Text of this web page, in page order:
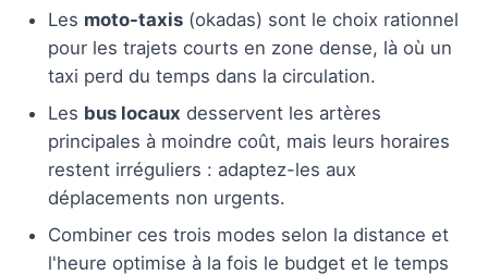
Les moto-taxis (okadas) sont le choix rationnel
pour les trajets courts en zone dense, là où un
taxi perd du temps dans la circulation.
Les bus locaux desservent les artères
principales à moindre coût, mais leurs horaires
restent irréguliers : adaptez-les aux
déplacements non urgents.
Combiner ces trois modes selon la distance et
l'heure optimise à la fois le budget et le temps